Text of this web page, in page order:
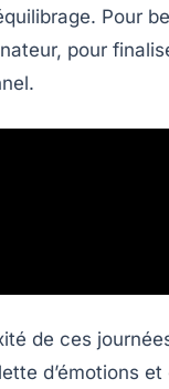
Pour
pour
de ces
d’émotions